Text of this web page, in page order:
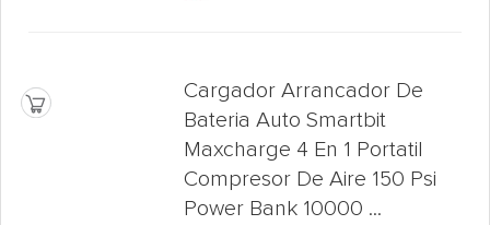
Cargador Arrancador De
Bateria Auto Smartbit
Maxcharge 4 En 1 Portatil
Compresor De Aire 150 Psi
Power Bank 10000 ...